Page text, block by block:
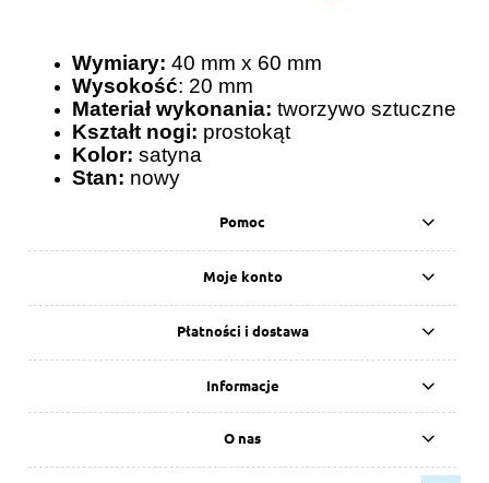
Wymiary: 40 mm x 60 mm
Wysokość: 20 mm
Materiał wykonania: tworzywo sztuczne
Kształt nogi: prostokąt
Kolor: satyna
Stan: nowy
Pomoc
Moje konto
Płatności i dostawa
Informacje
O nas